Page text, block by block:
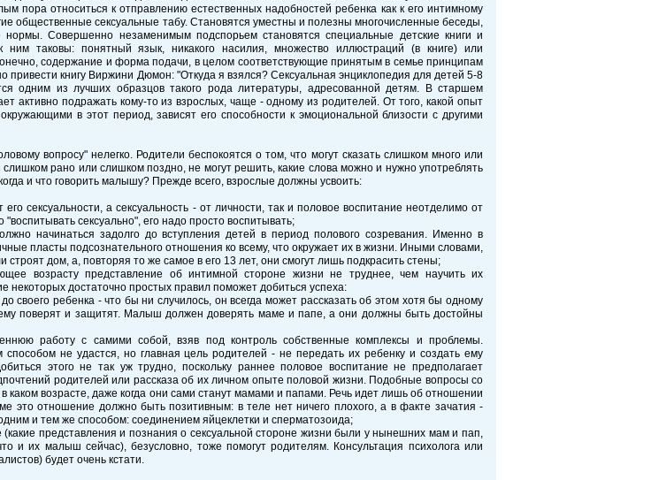
пора относиться к отправлению естественных надобностей ребенка как к его интимному
общественные сексуальные табу. Становятся уместны и полезны многочисленные беседы,
Совершенно незаменимым подспорьем становятся специальные детские книги и
таковы: понятный язык, никакого насилия, множество иллюстраций (в книге) или
содержание и форма подачи, в целом соответствующие принятым в семье принципам
привести книгу Виржини Дюмон: "Откуда я взялся? Сексуальная энциклопедия для детей 5-8
одним из лучших образцов такого рода литературы, адресованной детям. В старшем
активно подражать кому-то из взрослых, чаще - одному из родителей. От того, какой опыт
в этот период, зависят его способности к эмоциональной близости с другими
вопросу" нелегко. Родители беспокоятся о том, что могут сказать слишком много или
рано или слишком поздно, не могут решить, какие слова можно и нужно употреблять
и что говорить малышу? Прежде всего, взрослые должны усвоить:
его сексуальности, а сексуальность - от личности, так и половое воспитание неотделимо от
сексуально", его надо просто воспитывать;
начинаться задолго до вступления детей в период полового созревания. Именно в
пласты подсознательного отношения ко всему, что окружает их в жизни. Иными словами,
строят дом, а, повторяя то же самое в его 13 лет, они смогут лишь подкрасить стены;
возрасту представление об интимной стороне жизни не труднее, чем научить их
некоторых достаточно простых правил поможет добиться успеха:
своего ребенка - что бы ни случилось, он всегда может рассказать об этом хотя бы одному
поверят и защитят. Малыш должен доверять маме и папе, а они должны быть достойны
работу с самими собой, взяв под контроль собственные комплексы и проблемы.
способом не удастся, но главная цель родителей - не передать их ребенку и создать ему
этого не так уж трудно, поскольку раннее половое воспитание не предполагает
родителей или рассказа об их личном опыте половой жизни. Подобные вопросы со
каком возрасте, даже когда они сами станут мамами и папами. Речь идет лишь об отношении
это отношение должно быть позитивным: в теле нет ничего плохого, а в факте зачатия -
и тем же способом: соединением яйцеклетки и сперматозоида;
(какие представления и познания о сексуальной стороне жизни были у нынешних мам и пап,
и их малыш сейчас), безусловно, тоже помогут родителям. Консультация психолога или
будет очень кстати.